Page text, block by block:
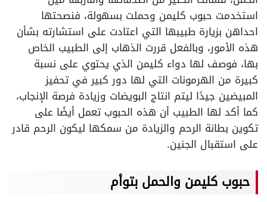
استخدمت حبوب كليمن وحملت بسهولة، فنصحتها
احداهن بزيارة طبيبها التي اعتادت على استشارته بشأن
هذه الأمور، وبالفعل قررت الذهاب إلى الطبيب الخاص
بها، فوصف لها دواء كليمن الذي يحتوي على نسبة
كبيرة من الهرمونات التي لها دور كبير في تحفيز
المبيضين جيدًا ليتم انتاج البويضات وزيادة فرصة الإنجاب،
كما أكد لها الطبيب أن هذه الحبوب تعمل أيضًا على
تكوين بطانة الرحم والزيادة من سمكها ليكون الرحم قادر
على استقبال الجنين.
حبوب كليمن والحمل بتوأم